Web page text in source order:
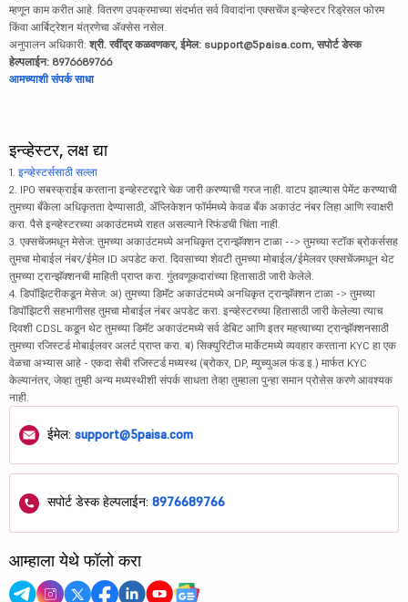
म्हणून काम करीत आहे. वितरण उपक्रमाच्या संदर्भात सर्व विवादांना एक्सचेंज इन्व्हेस्टर रिड्रेसल फोरम
किंवा आर्बिट्रेशन यंत्रणेचा ॲक्सेस नसेल.
अनुपालन अधिकारी: श्री. रवींद्र कळवणकर, ईमेल: support@5paisa.com, सपोर्ट डेस्क
हेल्पलाईन: 8976689766
आमच्याशी संपर्क साधा
इन्व्हेस्टर, लक्ष द्या
1. इन्व्हेस्टर्ससाठी सल्ला
2. IPO सबस्क्राईब करताना इन्व्हेस्टरद्वारे चेक जारी करण्याची गरज नाही. वाटप झाल्यास पेमेंट करण्याची
तुमच्या बँकेला अधिकृतता देण्यासाठी, ॲप्लिकेशन फॉर्ममध्ये केवळ बँक अकाउंट नंबर लिहा आणि स्वाक्षरी
करा. पैसे इन्व्हेस्टरच्या अकाउंटमध्ये राहत असल्याने रिफंडची चिंता नाही.
3. एक्सचेंजमधून मेसेज: तुमच्या अकाउंटमध्ये अनधिकृत ट्रान्झॅक्शन टाळा --> तुमच्या स्टॉक ब्रोकर्ससह
तुमचा मोबाईल नंबर/ईमेल ID अपडेट करा. दिवसाच्या शेवटी तुमच्या मोबाईल/ईमेलवर एक्सचेंजमधून थेट
तुमच्या ट्रान्झॅक्शनची माहिती प्राप्त करा. गुंतवणूकदारांच्या हितासाठी जारी केलेले.
4. डिपॉझिटरीकडून मेसेज: अ) तुमच्या डिमॅट अकाउंटमध्ये अनधिकृत ट्रान्झॅक्शन टाळा -> तुमच्या
डिपॉझिटरी सहभागीसह तुमचा मोबाईल नंबर अपडेट करा. इन्व्हेस्टरच्या हितासाठी जारी केलेल्या त्याच
दिवशी CDSL कडून थेट तुमच्या डिमॅट अकाउंटमध्ये सर्व डेबिट आणि इतर महत्त्वाच्या ट्रान्झॅक्शनसाठी
तुमच्या रजिस्टर्ड मोबाईलवर अलर्ट प्राप्त करा. ब) सिक्युरिटीज मार्केटमध्ये व्यवहार करताना KYC हा एक
वेळचा अभ्यास आहे - एकदा सेबी रजिस्टर्ड मध्यस्थ (ब्रोकर, DP, म्युच्युअल फंड इ.) मार्फत KYC
केल्यानंतर, जेव्हा तुम्ही अन्य मध्यस्थीशी संपर्क साधता तेव्हा तुम्हाला पुन्हा समान प्रोसेस करणे आवश्यक
नाही.
ईमेल: support@5paisa.com
सपोर्ट डेस्क हेल्पलाईन: 8976689766
आम्हाला येथे फॉलो करा